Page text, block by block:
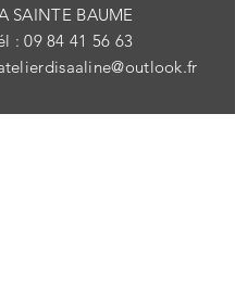
SAINTE BAUME
:09 84 41 56 63